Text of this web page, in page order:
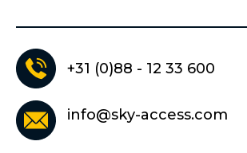
+31 (0)88 - 12 33 600
info@sky-access.com